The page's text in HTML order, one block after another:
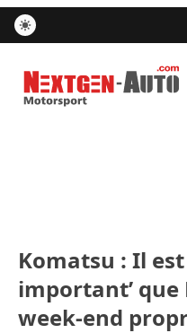
Nextgen-Auto.com
Komatsu : Il
important’ que
week-end